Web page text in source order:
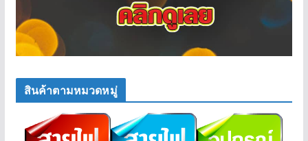
สินค้าตามหมวดหมู่